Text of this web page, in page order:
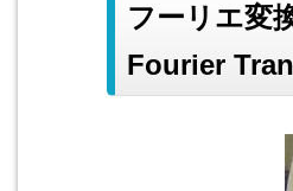
フーリエ変
Fourier